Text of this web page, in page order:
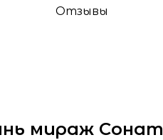
Отзывы
мираж